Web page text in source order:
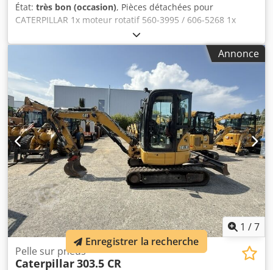
État: très bon (occasion), Pièces détachées pour
CATERPILLAR 1x moteur rotatif 560-3995 / 606-5268 1x
raccord rotatif 525-9476 2x vérins d'axe pendulaire 568-
8851 1x couplage (lien) 568-9344 1x poignée (bâton) 541-
6698 1x Flèche réglable variable 525-9267 1x Boom GP Stub
562-7526/525-9265 1x Réglage du vérin hydraulique (flèche
variable) 540-1323 1x Vérin hydraulique 540-1327 Djdpfx
Alev E Dwxs Ajkr 2x course de vérin hydraulique (flèche)
540-1342 1x Vérin hydraulique pour godet 540-1348 1x
moteur d'entraînement 550-1473/625-7594 1x boîte de
transfert 549-0183 1x refroidisseur d'huile 589-1115 1x
bloc refroidisseur intermédiaire 590-0288 1x bloc radiateur
590-0290 2x ventilateurs d'aspiration 637-6650 1x Émission
de purification d'air 563-7899 1x couronne d'orientation
550-4954 1x arbre à cardan 516-9980 1x arbre à cardan
517-0000 1x groupe d'arbres à cardan 110-6135 1x essieu
directeur 331-13-95 1x essieu arrière 549-0180 1x lame de
bulldozer 419-1550 2x boîte de rangement 556-5556 1x
contrepoids 573-3553
Annonce
1 /7
Pelle sur pneus
Caterpillar303.5 CR
Enregistrer la recherche